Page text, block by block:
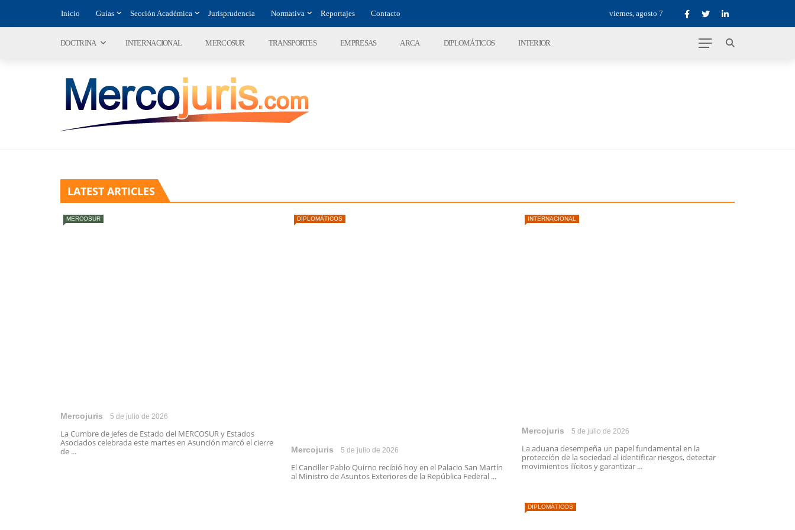
Inicio Guías Sección Académica Jurisprudencia Normativa Reportajes Contacto viernes, agosto 7
DOCTRINA INTERNACIONAL MERCOSUR TRANSPORTES EMPRESAS ARCA DIPLOMÁTICOS INTERIOR
LATEST ARTICLES
MERCOSUR
Mercojuris 5 de julio de 2026
La Cumbre de Jefes de Estado del MERCOSUR y Estados
Asociados celebrada este martes en Asunción marcó el cierre
de ...
DIPLOMÁTICOS
Mercojuris 5 de julio de 2026
El Canciller Pablo Quirno recibió hoy en el Palacio San Martín
al Ministro de Asuntos Exteriores de la República Federal ...
INTERNACIONAL
Mercojuris 5 de julio de 2026
La aduana desempeña un papel fundamental en la
protección de la sociedad al identificar riesgos, detectar
movimientos ilícitos y garantizar ...
DIPLOMÁTICOS